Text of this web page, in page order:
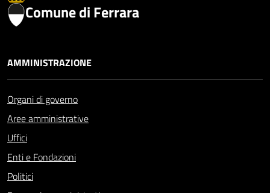
Comune di Ferrara
AMMINISTRAZIONE
Organi di governo
Aree amministrative
Uffici
Enti e Fondazioni
Politici